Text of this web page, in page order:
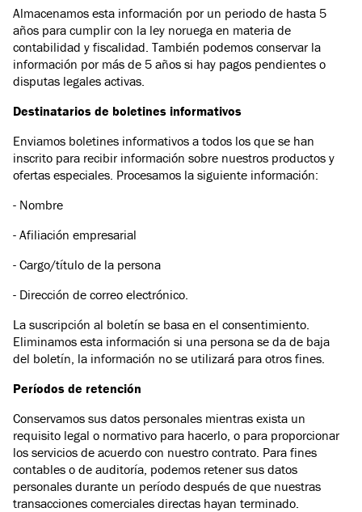
Almacenamos esta información por un periodo de hasta 5
años para cumplir con la ley noruega en materia de
contabilidad y fiscalidad. También podemos conservar la
información por más de 5 años si hay pagos pendientes o
disputas legales activas.
Destinatarios de boletines informativos
Enviamos boletines informativos a todos los que se han
inscrito para recibir información sobre nuestros productos y
ofertas especiales. Procesamos la siguiente información:
- Nombre
- Afiliación empresarial
- Cargo/título de la persona
- Dirección de correo electrónico.
La suscripción al boletín se basa en el consentimiento.
Eliminamos esta información si una persona se da de baja
del boletín, la información no se utilizará para otros fines.
Períodos de retención
Conservamos sus datos personales mientras exista un
requisito legal o normativo para hacerlo, o para proporcionar
los servicios de acuerdo con nuestro contrato. Para fines
contables o de auditoría, podemos retener sus datos
personales durante un período después de que nuestras
transacciones comerciales directas hayan terminado.